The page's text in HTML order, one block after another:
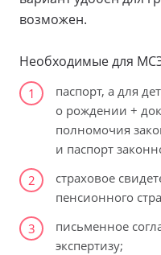
возможен.
Необходимые для
1
паспорт, а для
о рождении +
полномочия
и паспорт
2
страховое
пенсионного
3
письменное
экспертизу;